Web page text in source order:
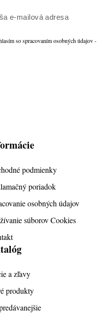
so spracovaním osobných údajov -
podmienky
poriadok
osobných údajov
súborov Cookies
a zľavy
produkty